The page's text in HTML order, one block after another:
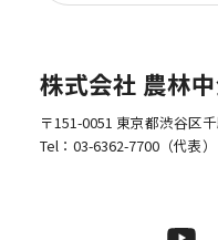
株式会社 農林
〒151-0051 東京都渋谷区
Tel： 03-6362-7700（代表）